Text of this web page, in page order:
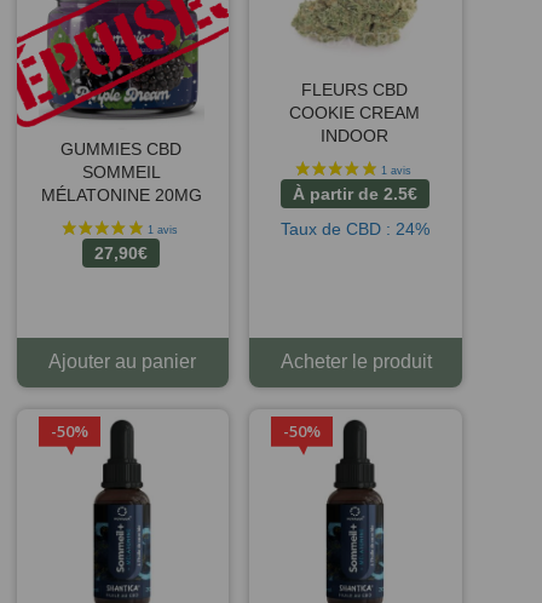
GUMMIES CBD
SOMMEIL
MÉLATONINE 20MG
27,90€
Ajouter au panier
FLEURS CBD
COOKIE CREAM
INDOOR
À partir de 2.5€
Taux de CBD : 24%
Acheter le produit
50% 50%